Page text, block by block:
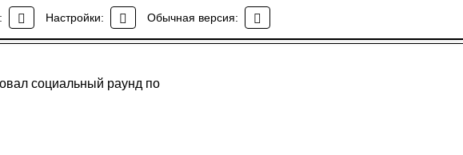
Настройки: Обычная версия:
социальный раунд по